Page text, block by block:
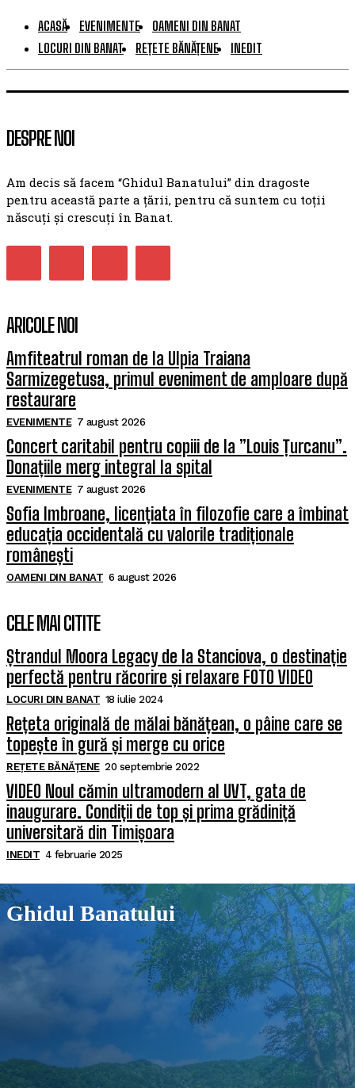
ACASĂ EVENIMENTE
OAMENI DIN BANAT
LOCURI DIN BANAT
REȚETE BĂNĂȚENE INEDIT
DESPRE NOI
Am decis să facem “Ghidul Banatului” din dragoste
pentru această parte a țării, pentru că suntem cu toții
născuți și crescuți în Banat.
ARICOLE NOI
Amfiteatrul roman de la Ulpia Traiana
Sarmizegetusa, primul eveniment de amploare după
restaurare
EVENIMENTE 7 august 2026
Concert caritabil pentru copiii de la ”Louis Țurcanu”.
Donațiile merg integral la spital
EVENIMENTE 7 august 2026
Sofia Imbroane, licențiata în filozofie care a îmbinat
educația occidentală cu valorile tradiționale
românești
OAMENI DIN BANAT 6 august 2026
CELE MAI CITITE
Ștrandul Moora Legacy de la Stanciova, o destinație
perfectă pentru răcorire și relaxare FOTO VIDEO
LOCURI DIN BANAT 18 iulie 2024
Rețeta originală de mălai bănățean, o pâine care se
topește în gură și merge cu orice
REȚETE BĂNĂȚENE 20 septembrie 2022
VIDEO Noul cămin ultramodern al UVT, gata de
inaugurare. Condiții de top și prima grădiniță
universitară din Timișoara
INEDIT 4 februarie 2025
Ghidul Banatului